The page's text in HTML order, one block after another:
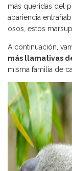
más queridas del
apariencia
osos, estos
A continuación,
más llamativas
misma familia de